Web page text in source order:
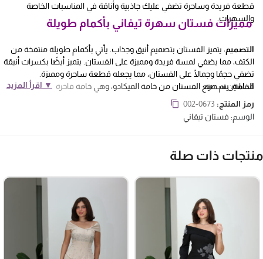
قطعة فريدة وساحرة تضفي عليك جاذبية وأناقة في المناسبات الخاصة
والسهرات.
مميزات فستان سهرة تيفاني بأكمام طويلة
التصميم
▼ اقرأ المزيد
: يتميز الفستان بتصميم أنيق وجذاب. يأتي بأكمام طويلة منتفخة من
الكتف، مما يضفي لمسة فريدة ومميزة على الفستان. يتميز أيضًا بكسرات أنيقة
تضفي حجمًا وجمالًا على الفستان، مما يجعله قطعة ساحرة ومميزة.
الخامة: يتم صنع الفستان من خامة الميكادو، وهي خامة فاخرة تتميز بجودتها
العالية ومظهرها الأنيق. تعطي الخامة الفستان مظهرًا راقيًا وجميلًا، وتتيح لك
الشعور بالثقة والأناقة عند ارتدائه.
الأكمام
: تعتبر الأكمام المنتفخة من أبرز صيحات الموضة، وتضفي لمسة
رومانسية وأنثوية على الفستان. تبرز الأكمام الطويلة جمال الكتفين وتعزز
القطعة: يعتبر هذا الفستان قطعة فريدة من نوعها وساحرة. يجمع بين
فريدًا على الفستان. ستشعرين بالتميز والبهجة عند ارتدائه.
: يعتبر هذا الفستان خيارًا مثاليًا للمناسبات الخاصة والسهرات، حيث
سيجعلك تبدين رائعة وأنيقة. ستستمتعين بإطلالة متألقة وأنيقة في هذا
الفستان وستلفتين أنظار الحضور.
فساتين سهرة
رمز المنتج:002-0673
الوسم:فستان تيفاني
ذات صلة